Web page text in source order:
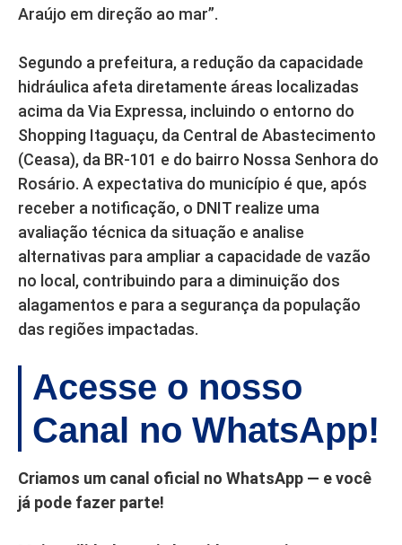
Araújo em direção ao mar”.
Segundo a prefeitura, a redução da capacidade
hidráulica afeta diretamente áreas localizadas
acima da Via Expressa, incluindo o entorno do
Shopping Itaguaçu, da Central de Abastecimento
(Ceasa), da BR-101 e do bairro Nossa Senhora do
Rosário. A expectativa do município é que, após
receber a notificação, o DNIT realize uma
avaliação técnica da situação e analise
alternativas para ampliar a capacidade de vazão
no local, contribuindo para a diminuição dos
alagamentos e para a segurança da população
das regiões impactadas.
Acesse o nosso
Canal no WhatsApp!
Criamos um canal oficial no WhatsApp — e você
já pode fazer parte!